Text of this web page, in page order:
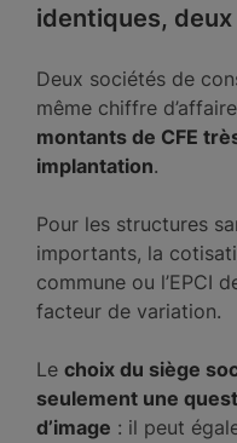
identiques,
Deux sociétés de
même chiffre
montants de CFE
implantation.
Pour les structures
importants, la
commune ou l’EPCI
facteur de variation.
Le choix du siège
seulement une
d’image : il peut